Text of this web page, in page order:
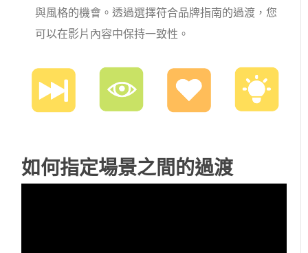
與風格的機會。透過選擇符合品牌指南的過渡，您
可以在影片內容中保持一致性。
如何指定場景之間的過渡